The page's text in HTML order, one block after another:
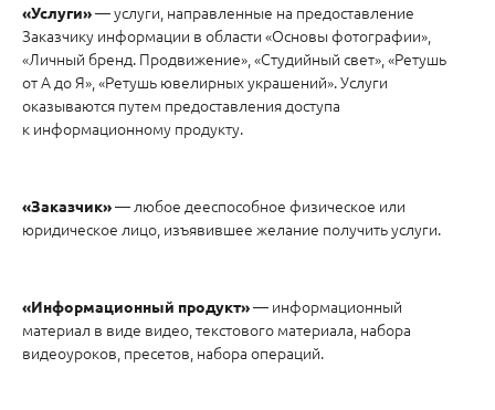
«Услуги»— услуги, направленные на предоставление
Заказчику информации в области «Основы фотографии»,
«Личный бренд. Продвижение», «Студийный свет», «Ретушь
от А до Я», «Ретушь ювелирных украшений». Услуги
оказываются путем предоставления доступа
к информационному продукту.
«Заказчик»— любое дееспособное физическое или
юридическое лицо, изъявившее желание получить услуги.
«Информационный продукт»— информационный
материал в виде видео, текстового материала, набора
видеоуроков, пресетов, набора операций.